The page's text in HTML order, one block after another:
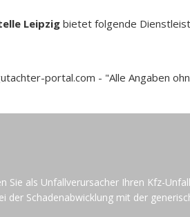
Leipzig bietet folgende
portal.com - "Alle Angaben
Sie als Unfallverursacher Ihren Kfz-
der Schadenabwicklung mit der